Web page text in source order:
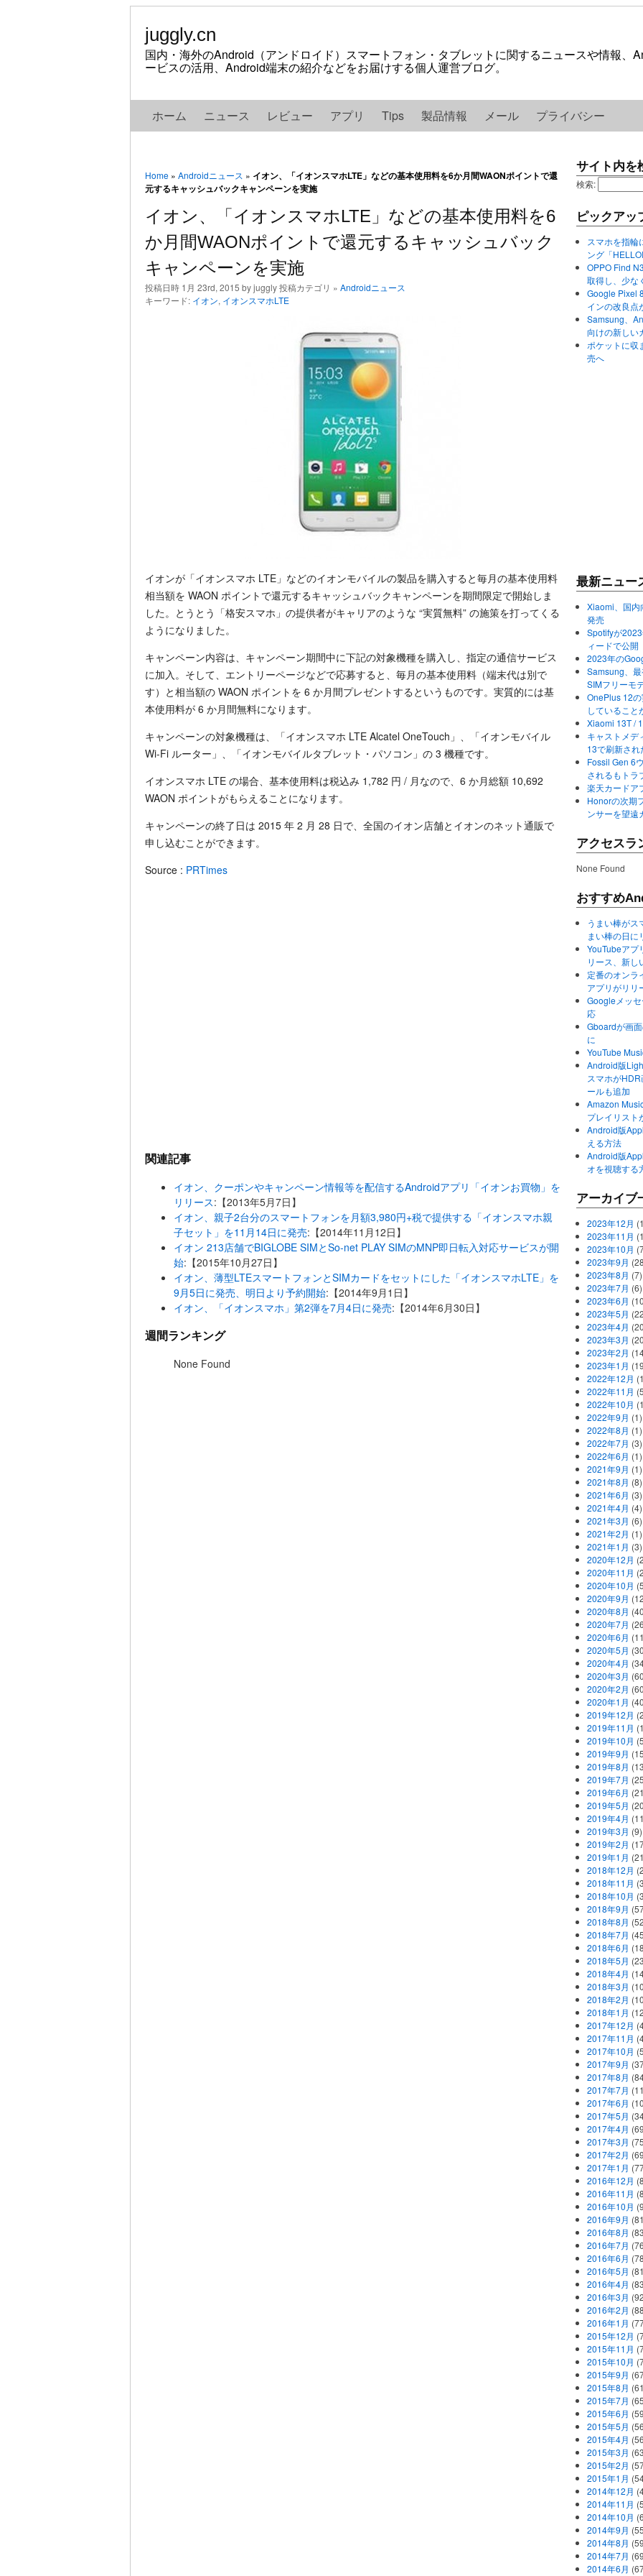
juggly.cn
国内・海外のAndroid（アンドロイド）スマートフォン・タブレットに関するニュースや情報、
ービスの活用、Android端末の紹介などをお届けする個人運営ブログ。
ホーム ニュース レビュー アプリ Tips 製品情報 メール プライバシー
Home » Androidニュース » イオン、「イオンスマホLTE」などの基本使用料を6か月間WAONポイントで還
元するキャッシュバックキャンペーンを実施
イオン、「イオンスマホLTE」などの基本使用料を6
か月間WAONポイントで還元するキャッシュバック
キャンペーンを実施
投稿日時 1月 23rd, 2015 by juggly 投稿カテゴリ » Androidニュース
キーワード: イオン, イオンスマホLTE
イオンが「イオンスマホ LTE」などのイオンモバイルの製品を購入すると毎月の基本使用料
相当額を WAON ポイントで還元するキャッシュバックキャンペーンを期間限定で開始しま
した。とうとう「格安スマホ」の提供者がキャリアのような “実質無料” の施策を打ってくる
ようになりました。
キャンペーン内容は、キャンペーン期間中に下記の対象機種を購入し、指定の通信サービス
に加入。そして、エントリーページなどで応募すると、毎月の基本使用料（端末代は別で
す）と相当額の WAON ポイントを 6 か月間プレゼントするというものです。実質的には基
本使用料が 6 か月間無料になります。
キャンペーンの対象機種は、「イオンスマホ LTE Alcatel OneTouch」、「イオンモバイル
Wi-Fi ルーター」、「イオンモバイルタブレット・パソコン」の 3 機種です。
イオンスマホ LTE の場合、基本使用料は税込み 1,782 円 / 月なので、6 か月総額 10,692
WAON ポイントがもらえることになります。
キャンペーンの終了日は 2015 年 2 月 28 日で、全国のイオン店舗とイオンのネット通販で
申し込むことができます。
Source : PRTimes
関連記事
イオン、クーポンやキャンペーン情報等を配信するAndroidアプリ「イオンお買物」を
リリース:【2013年5月7日】
イオン、親子2台分のスマートフォンを月額3,980円+税で提供する「イオンスマホ親
子セット」を11月14日に発売:【2014年11月12日】
イオン 213店舗でBIGLOBE SIMとSo-net PLAY SIMのMNP即日転入対応サービスが開
始:【2015年10月27日】
イオン、薄型LTEスマートフォンとSIMカードをセットにした「イオンスマホLTE」を
9月5日に発売、明日より予約開始:【2014年9月1日】
イオン、「イオンスマホ」第2弾を7月4日に発売:【2014年6月30日】
週間ランキング
None Found
サイト内を
検索:
ピックアッ
スマホを指輪
ング「
OPPO Find
取得し、少な
Google Pixel
インの改良点
Samsung、
向けの新しい
ポケットに収
売へ
最新ニュー
Xiaomi、国内
発売
Spotifyが
ィードで公開
2023年の
Samsung、
SIMフリーモ
OnePlus 12
していること
Xiaomi 13T /
キャストメデ
13で刷新さ
Fossil Gen 6
されるもトラ
楽天カードア
Honorの次期
ンサーを望遠
アクセスラ
None Found
おすすめ
うまい棒がス
まい棒の日に
YouTubeアプ
リース、新し
定番のオンラ
アプリがリリ
Googleメッ
応
Gboardが画
に
YouTube
Android版
スマホが
ールも追加
Amazon
プレイリスト
Android版
える方法
Android版
オを視聴する
アーカイブ
2023年12月
2023年11月
2023年10月
2023年9月
2023年8月 (7)
2023年7月 (6)
2023年6月
2023年5月
2023年4月
2023年3月
2023年2月
2023年1月
2022年12月
2022年11月
2022年10月
2022年9月 (1)
2022年8月 (1)
2022年7月 (3)
2022年6月 (1)
2021年9月 (1)
2021年8月 (8)
2021年6月 (3)
2021年4月 (4)
2021年3月 (6)
2021年2月 (1)
2021年1月 (3)
2020年12月
2020年11月
2020年10月
2020年9月
2020年8月
2020年7月
2020年6月
2020年5月
2020年4月
2020年3月
2020年2月
2020年1月
2019年12月
2019年11月
2019年10月
2019年9月
2019年8月
2019年7月
2019年6月
2019年5月
2019年4月
2019年3月 (9)
2019年2月
2019年1月
2018年12月
2018年11月
2018年10月
2018年9月
2018年8月
2018年7月
2018年6月
2018年5月
2018年4月
2018年3月
2018年2月
2018年1月
2017年12月
2017年11月
2017年10月
2017年9月
2017年8月
2017年7月
2017年6月
2017年5月
2017年4月
2017年3月
2017年2月
2017年1月
2016年12月
2016年11月
2016年10月
2016年9月
2016年8月
2016年7月
2016年6月
2016年5月
2016年4月
2016年3月
2016年2月
2016年1月
2015年12月
2015年11月
2015年10月
2015年9月
2015年8月
2015年7月
2015年6月
2015年5月
2015年4月
2015年3月
2015年2月
2015年1月
2014年12月
2014年11月
2014年10月
2014年9月
2014年8月
2014年7月
2014年6月